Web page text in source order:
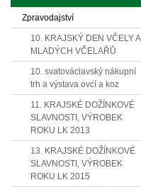
Zpravodajství
10. KRAJSKÝ DEN VČELY A
MLADÝCH VČELAŘŮ
10. svatováclavský nákupní
trh a výstava ovcí a koz
11. KRAJSKÉ DOŽÍNKOVÉ
SLAVNOSTI, VÝROBEK
ROKU LK 2013
13. KRAJSKÉ DOŽÍNKOVÉ
SLAVNOSTI, VÝROBEK
ROKU LK 2015